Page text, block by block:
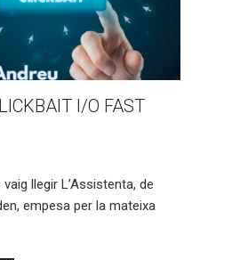
I/O FAST
llegir L’Assistenta, de
empesa per la mateixa